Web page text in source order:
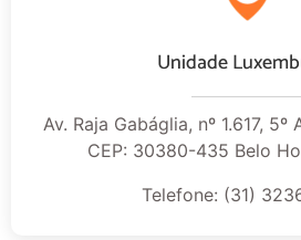
Unidade
Av. Raja Gabáglia, nº 1.617,
CEP: 30380-435 Belo
Telefone: (31)